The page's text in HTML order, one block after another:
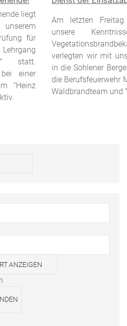
liegt
für
statt.
einer
"Heinz
Am letzten
unsere
verlegten wir mit
in die Sohlener
die Berufsfeuerwehr
Waldbrandteam und
ANZEIGEN